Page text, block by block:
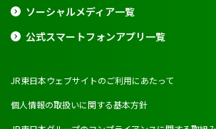
ソーシャルメディア一覧
公式スマートフォンアプリ一覧
JR東日本ウェブサイトのご利用にあたって
個人情報の取扱いに関する基本方針